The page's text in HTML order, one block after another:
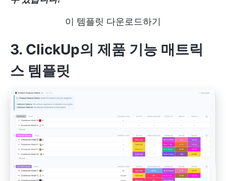
이 템플릿 다운로드하기
3. ClickUp의 제품 기능 매트릭
스 템플릿